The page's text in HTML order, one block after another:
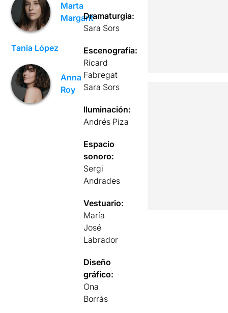
Marta
Margarit
Tania López
Anna
Roy
Dramaturgia:
Sara Sors
Escenografía:
Ricard
Fabregat
Sara Sors
Iluminación:
Andrés Piza
Espacio
sonoro:
Sergi
Andrades
Vestuario:
María
José
Labrador
Diseño
gráfico:
Ona
Borràs